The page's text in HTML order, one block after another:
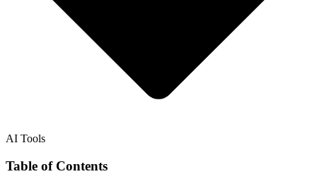
AI Tools
Table of Contents